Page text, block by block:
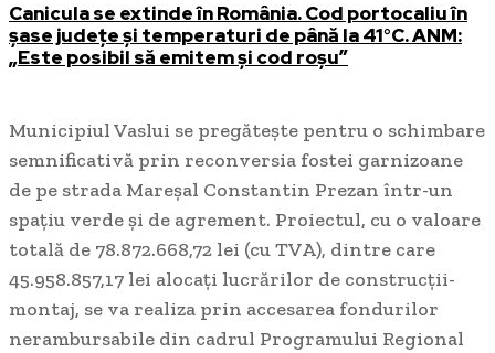
Canicula se extinde în România. Cod portocaliu în
șase județe și temperaturi de până la 41°C. ANM:
„Este posibil să emitem și cod roșu”
Municipiul Vaslui se pregătește pentru o schimbare
semnificativă prin reconversia fostei garnizoane
de pe strada Mareșal Constantin Prezan într-un
spațiu verde și de agrement. Proiectul, cu o valoare
totală de 78.872.668,72 lei (cu TVA), dintre care
45.958.857,17 lei alocați lucrărilor de construcții-
montaj, se va realiza prin accesarea fondurilor
nerambursabile din cadrul Programului Regional